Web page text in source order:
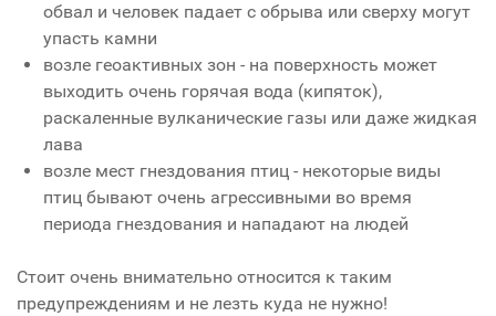
обвал и человек падает с обрыва или сверху могут
упасть камни
возле геоактивных зон - на поверхность может
выходить очень горячая вода (кипяток),
раскаленные вулканические газы или даже жидкая
лава
возле мест гнездования птиц - некоторые виды
птиц бывают очень агрессивными во время
периода гнездования и нападают на людей
Стоит очень внимательно относится к таким
предупреждениям и не лезть куда не нужно!